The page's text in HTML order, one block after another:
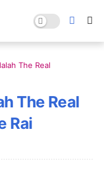
The Real
The Real
Rai